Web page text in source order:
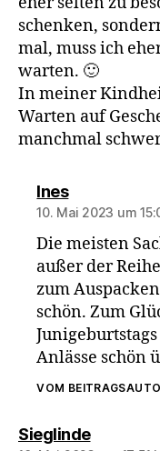
schenken,
mal, muss ich
warten. 🙂
In meiner
Warten auf
manchmal
Inessagt:
10. Mai 2023 um
Die meisten
außer der
zum
schön. Zum
Anlässe schön
VOM
Sieglindesagt: